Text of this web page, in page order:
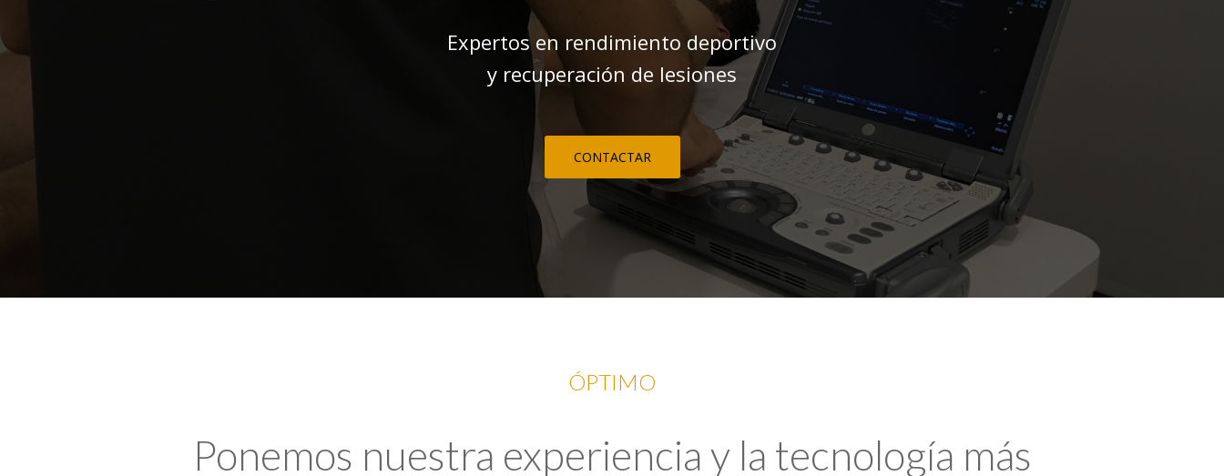
Expertos en rendimiento deportivo
y recuperación de lesiones
CONTACTAR
ÓPTIMO
Ponemos nuestra experiencia y la tecnología más